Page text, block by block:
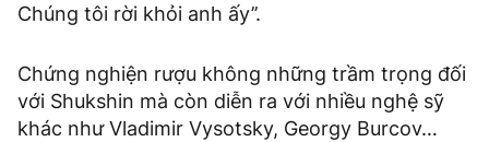
Chúng tôi rời khỏi anh ấy’’.
Chứng nghiện rượu không những trầm trọng đối
với Shukshin mà còn diễn ra với nhiều nghệ sỹ
khác như Vladimir Vysotsky, Georgy Burcov…